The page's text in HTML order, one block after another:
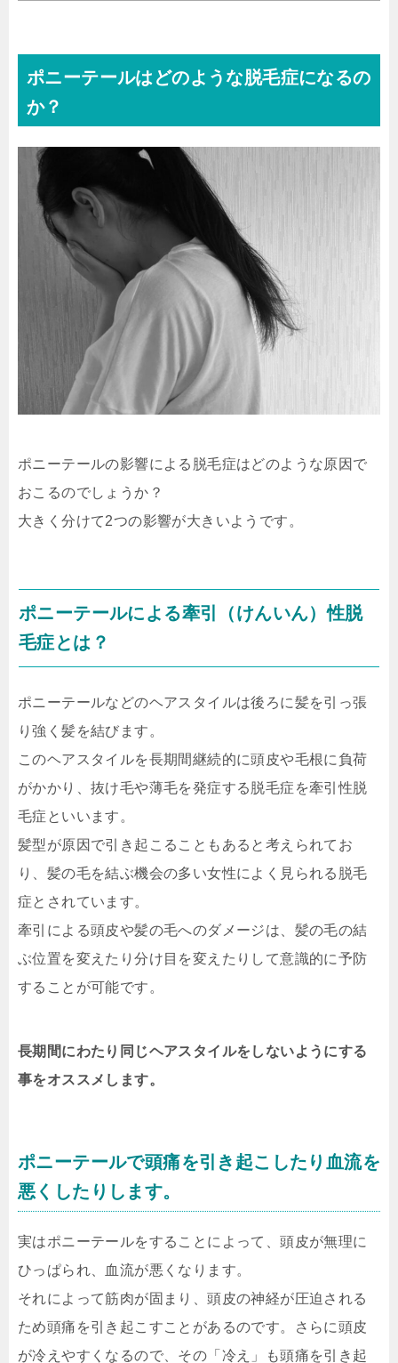
ポニーテールはどのような脱毛症になるの
か？
ポニーテールの影響による脱毛症はどのような原因で
おこるのでしょうか？
大きく分けて2つの影響が大きいようです。
ポニーテールによる牽引（けんいん）性脱
毛症とは？
ポニーテールなどのヘアスタイルは後ろに髪を引っ張
り強く髪を結びます。
このヘアスタイルを長期間継続的に頭皮や毛根に負荷
がかかり、抜け毛や薄毛を発症する脱毛症を牽引性脱
毛症といいます。
髪型が原因で引き起こることもあると考えられてお
り、髪の毛を結ぶ機会の多い女性によく見られる脱毛
症とされています。
牽引による頭皮や髪の毛へのダメージは、髪の毛の結
ぶ位置を変えたり分け目を変えたりして意識的に予防
することが可能です。
長期間にわたり同じヘアスタイルをしないようにする
事をオススメします。
ポニーテールで頭痛を引き起こしたり血流を
悪くしたりします。
実はポニーテールをすることによって、頭皮が無理に
ひっぱられ、血流が悪くなります。
それによって筋肉が固まり、頭皮の神経が圧迫される
ため頭痛を引き起こすことがあるのです。
さらに頭皮
が冷えやすくなるので、その「冷え」も頭痛を引き起